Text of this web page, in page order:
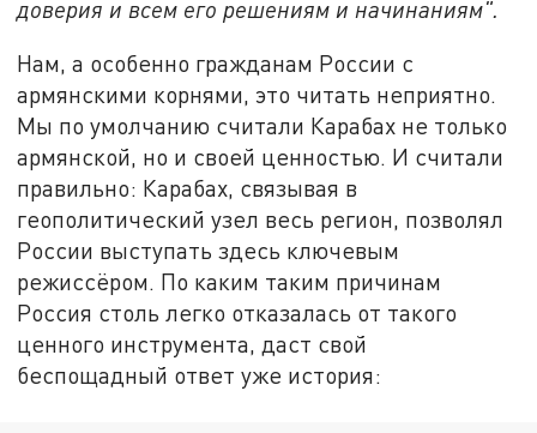
доверия и всем его решениям и начинаниям".
Нам, а особенно гражданам России с
армянскими корнями, это читать неприятно.
Мы по умолчанию считали Карабах не только
армянской, но и своей ценностью. И считали
правильно: Карабах, связывая в
геополитический узел весь регион, позволял
России выступать здесь ключевым
режиссёром. По каким таким причинам
Россия столь легко отказалась от такого
ценного инструмента, даст свой
беспощадный ответ уже история: